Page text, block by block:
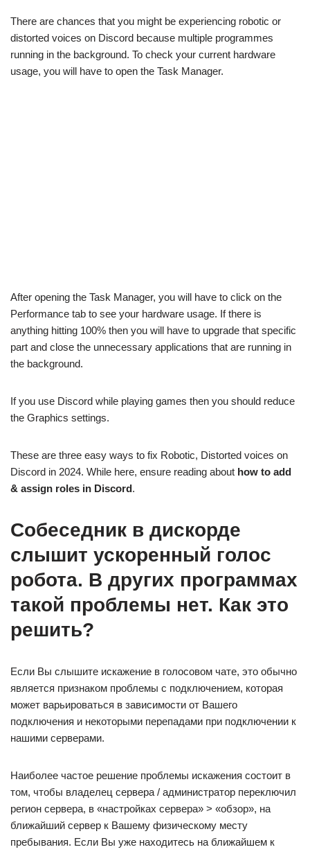
There are chances that you might be experiencing robotic or
distorted voices on Discord because multiple programmes
running in the background. To check your current hardware
usage, you will have to open the Task Manager.
These are three easy ways to fix Robotic, Distorted voices on
Discord in 2024. While here, ensure reading abouthow to add
& assign roles in Discord.
слышит ускоренный голос
робота. В других программах
такой проблемы нет. Как это
решить?
Если Вы слышите искажение в голосовом чате, это обычно
является признаком проблемы с подключением, которая
может варьироваться в зависимости от Вашего
подключения и некоторыми перепадами при подключении к
нашими серверами.
Наиболее частое решение проблемы искажения состоит в
том, чтобы владелец сервера / администратор переключил
ближайший сервер к Вашему физическому месту
пребывания. Если Вы уже находитесь на ближайшем к
Вашему физическому местоположению сервере, Выберите
другой ближайший регион, чтобы узнать, сохранится ли
проблема.
Если искажение голоса проходит после переключения
регионов сервера, побудьте там немного, прежде чем
переключаться назад, пока исходный сервер не вернется в
норму.